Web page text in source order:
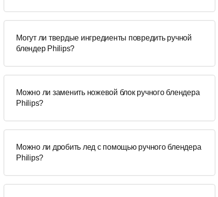
Могут ли твердые ингредиенты повредить ручной
блендер Philips?
Можно ли заменить ножевой блок ручного блендера
Philips?
Можно ли дробить лед с помощью ручного блендера
Philips?